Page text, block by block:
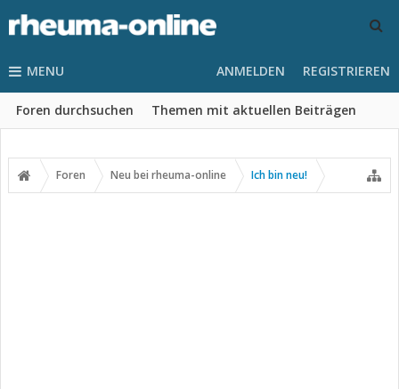
MENU
Foren durchsuchen Themen mit aktuellen Beiträgen
ANMELDEN REGISTRIEREN
Foren Neu bei rheuma-online Ich bin neu!